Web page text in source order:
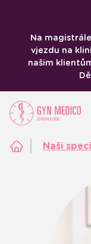
Na
vjezdu na
našim
Naši